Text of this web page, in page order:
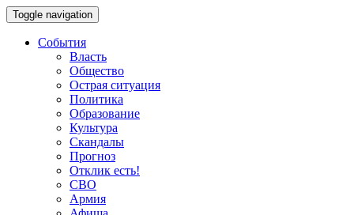
Toggle navigation
События
Власть
Общество
Острая ситуация
Политика
Образование
Культура
Скандалы
Прогноз
Отклик есть!
СВО
Армия